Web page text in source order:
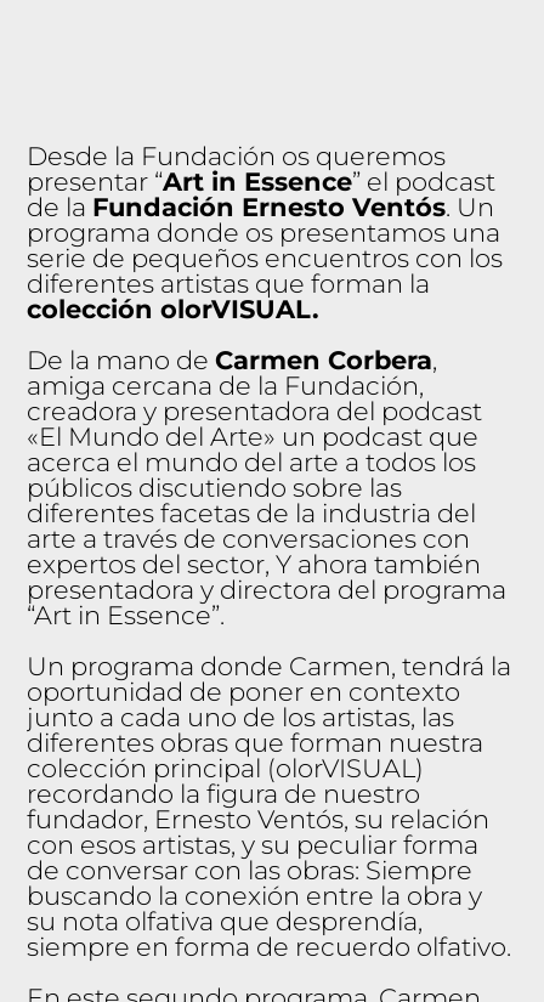
Desde la Fundación os queremos
presentar “Art in Essence” el podcast
de la Fundación Ernesto Ventós. Un
programa donde os presentamos una
serie de pequeños encuentros con los
diferentes artistas que forman la
colección olorVISUAL.
De la mano deCarmen Corbera,
amiga cercana de la Fundación,
creadora y presentadora del podcast
«El Mundo del Arte» un podcast que
acerca el mundo del arte a todos los
públicos discutiendo sobre las
diferentes facetas de la industria del
arte a través de conversaciones con
expertos del sector, Y ahora también
presentadora y directora del programa
“Art in Essence”.
Un programa donde Carmen, tendrá la
oportunidad de poner en contexto
junto a cada uno de los artistas, las
diferentes obras que forman nuestra
colección principal (olorVISUAL)
recordando la figura de nuestro
fundador, Ernesto Ventós, su relación
con esos artistas, y su peculiar forma
de conversar con las obras: Siempre
buscando la conexión entre la obra y
su nota olfativa que desprendía,
siempre en forma de recuerdo olfativo.